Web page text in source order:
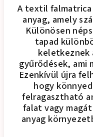
A textil
anyag, amely
Különösen
tapad
keletkeznek
gyűrődések, ami
Ezenkívül újra
hogy
felragasztható
falat vagy
anyag